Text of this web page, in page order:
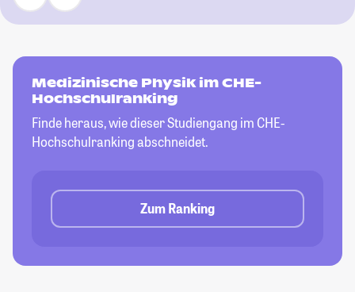
Medizinische Physik im CHE-
Hochschulranking
Finde heraus, wie dieser Studiengang im CHE-
Hochschulranking abschneidet.
Zum Ranking